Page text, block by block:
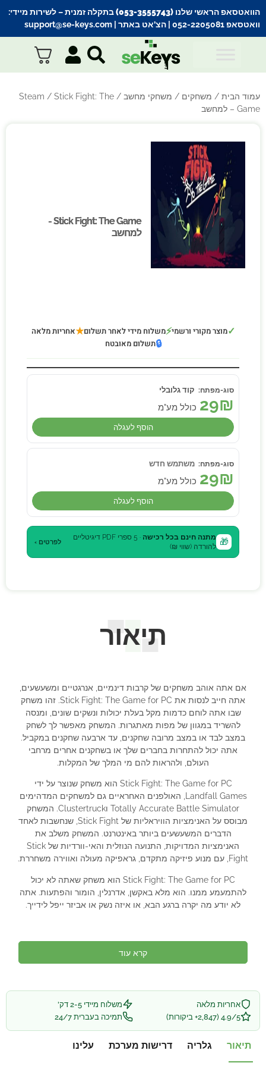
הוואטסאפ הראשי שלנו (053-3555743) בתקלה זמנית
– לשירות מיידי:
וואטסאפ 052-2205081
| הצ’אט באתר | support@se-keys.com
עמוד הבית / משחקים / משחקי מחשב /
Steam / Stick Fight: The
Game – למחשב
Stick Fight: The Game -
למחשב
Stick Fight: The Game -
למחשב
✓מוצר מקורי ורשמי⚡משלוח מידי לאחר תשלום★אחריות מלאה
🔒תשלום מאובטח
קוד גלובלי
29₪ כולל מע"מ
הוסף לעגלה
משתמש חדש
29₪ כולל מע"מ
הוסף לעגלה
🎁 מתנה חינם בכל רכישה
· 5 ספרי PDF דיגיטליים
להורדה (שווי ₪)
לפרטים ›
תיאור
אם אתה אוהב משחקים של קרבות דינמיים, אנרגטיים ומשעשעים,
אתה חייב לנסות את Stick Fight: The Game for PC. זהו משחק
שבו אתה לוחם כדמות מקל בעלת יכולות ונשקים שונים, ומנסה
להשריד במגוון של מפות מאתגרות. המשחק מאפשר לך לשחק
במצב לבד או במצב מרובה שחקנים, עד ארבעה שחקנים במקביל.
אתה יכול להתחרות בחברים שלך או בשחקנים אחרים מרחבי
העולם, ולהראות להם מי המלך של המקלות.
Stick Fight: The Game for PC הוא משחק שנוצר על ידי
Landfall Games, האולפנים האחראיים גם למשחקים המדהימים
Totally Accurate Battle Simulator וClustertruck. המשחק
מבוסס על האנימציות הוויראליות של Stick Fight, שנחשבות לאחד
הדברים המשעשעים ביותר באינטרנט. המשחק משלב את
האנימציות המדויקות, התנועה הנוזלית והאי-וורדיות של Stick
Fight, עם מנוע פיזיקה מתקדם, גראפיקה מעולה ואווירה משחררת.
Stick Fight: The Game for PC הוא משחק שאתה לא יכול
להתמעמע ממנו. הוא מלא באקשן, אדרנלין, הומור והפתעות. אתה
לא יודע מה יקרה ברגע הבא, או איזה נשק או אביזר ייפל לידייך.
קרא עוד
אחריות מלאה
משלוח מיידי 2-5 דק'
4.9/5 (2,847+ ביקורות)
תמיכה בעברית 24/7
תיאור גלריה דרישות מערכת עלינו